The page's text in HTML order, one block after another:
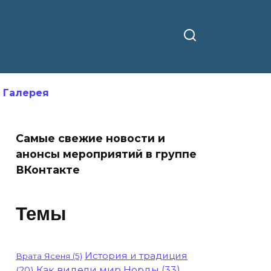
Галерея
Самые свежие новости и
анонсы мероприятий в группе
ВКонтакте
Темы
Врата Ясеня (5) История и традиция